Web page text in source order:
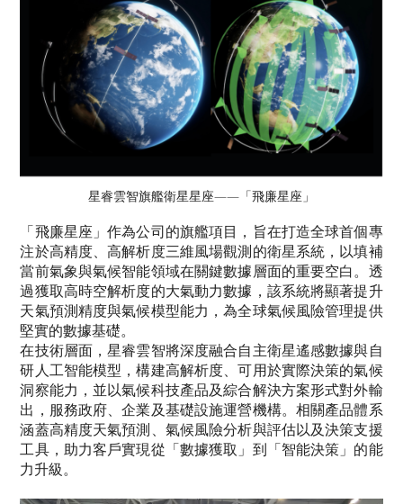
星睿雲智旗艦衛星星座——「飛廉星座」
「飛廉星座」作為公司的旗艦項目，旨在打造全球首個專
注於高精度、高解析度三維風場觀測的衛星系統，以填補
當前氣象與氣候智能領域在關鍵數據層面的重要空白。透
過獲取高時空解析度的大氣動力數據，該系統將顯著提升
天氣預測精度與氣候模型能力，為全球氣候風險管理提供
堅實的數據基礎。
在技術層面，星睿雲智將深度融合自主衛星遙感數據與自
研人工智能模型，構建高解析度、可用於實際決策的氣候
洞察能力，並以氣候科技產品及綜合解決方案形式對外輸
出，服務政府、企業及基礎設施運營機構。相關產品體系
涵蓋高精度天氣預測、氣候風險分析與評估以及決策支援
工具，助力客戶實現從「數據獲取」到「智能決策」的能
力升級。